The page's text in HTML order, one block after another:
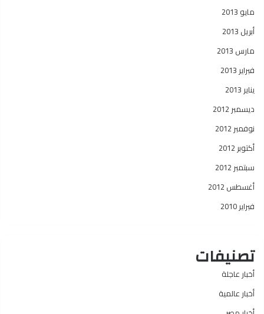
مايو 2013
أبريل 2013
مارس 2013
فبراير 2013
يناير 2013
ديسمبر 2012
نوفمبر 2012
أكتوبر 2012
سبتمبر 2012
أغسطس 2012
فبراير 2010
تصنيفات
أخبار عاجلة
أخبار عالمية